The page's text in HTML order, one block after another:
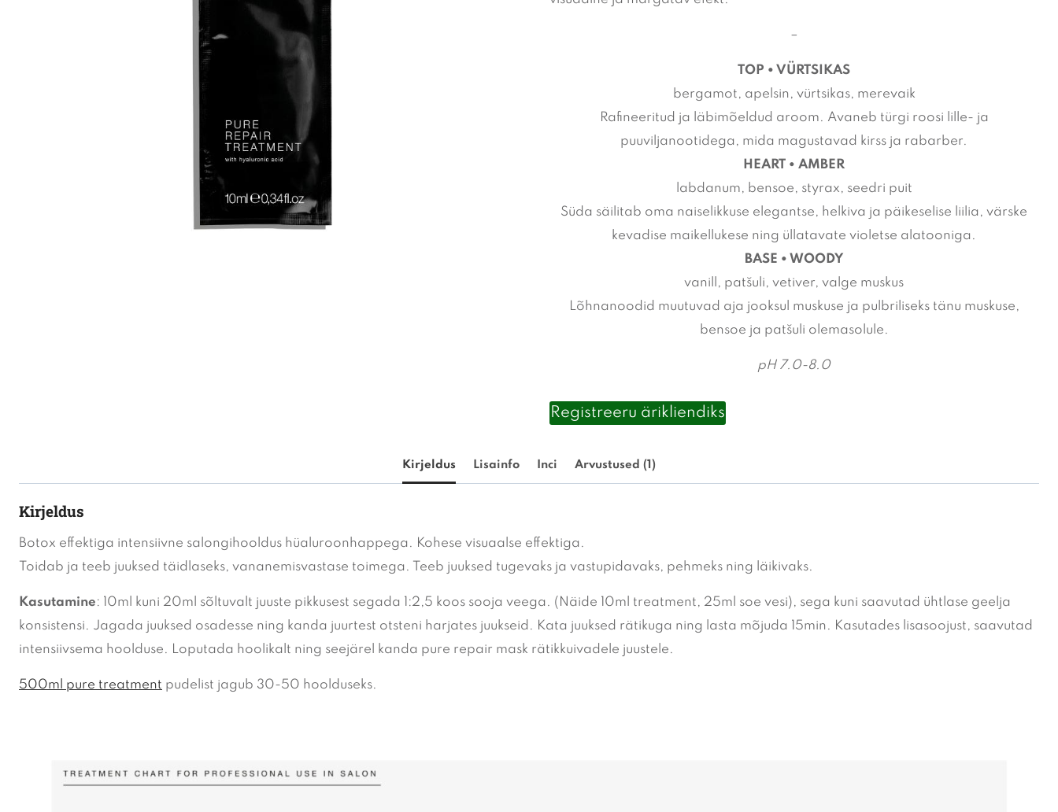
–
TOP • VÜRTSIKAS
bergamot, apelsin, vürtsikas, merevaik
Rafineeritud ja läbimõeldud aroom. Avaneb türgi roosi lille- ja
puuviljanootidega, mida magustavad kirss ja rabarber.
HEART • AMBER
labdanum, bensoe, styrax, seedri puit
Süda säilitab oma naiselikkuse elegantse, helkiva ja päikeselise liilia, värske
kevadise maikellukese ning üllatavate violetse alatooniga.
BASE • WOODY
vanill, patšuli, vetiver, valge muskus
Lõhnanoodid muutuvad aja jooksul muskuse ja pulbriliseks tänu muskuse,
bensoe ja patšuli olemasolule.
pH 7.0-8.0
Registreeru ärikliendiks
Kirjeldus Lisainfo Inci Arvustused (1)
Kirjeldus
Botox effektiga intensiivne salongihooldus hüaluroonhappega. Kohese visuaalse effektiga.
Toidab ja teeb juuksed täidlaseks, vananemisvastase toimega. Teeb juuksed tugevaks ja vastupidavaks, pehmeks ning läikivaks.
Kasutamine: 10ml kuni 20ml sõltuvalt juuste pikkusest segada 1:2,5 koos sooja veega. (Näide 10ml treatment, 25ml soe vesi), sega kuni saavutad ühtlase geelja
konsistensi. Jagada juuksed osadesse ning kanda juurtest otsteni harjates juukseid. Kata juuksed rätikuga ning lasta mõjuda 15min. Kasutades lisasoojust, saavutad
intensiivsema hoolduse. Loputada hoolikalt ning seejärel kanda pure repair mask rätikkuivadele juustele.
500ml pure treatment pudelist jagub 30-50 hoolduseks.